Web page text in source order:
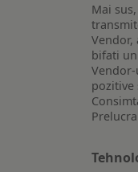
Mai
Vendor,
bifati
pozitive